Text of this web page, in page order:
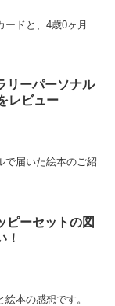
ードと、4歳0ヶ月
リーパーソナル
レビュー
で届いた絵本のご紹
ピーセットの図
！
本の感想です。